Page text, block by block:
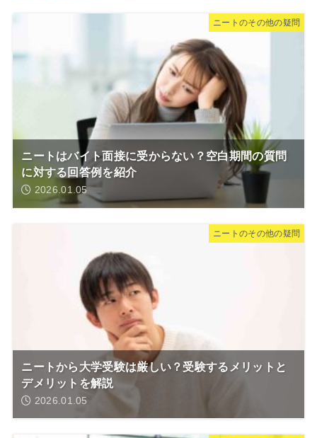
ニートのその他の疑問
ニートはバイト面接に受からない？空白期間の質問
に対する回答例を紹介
2026.01.05
ニートのその他の疑問
ニートから大学受験は厳しい？受験するメリットと
デメリットを解説
2026.01.05